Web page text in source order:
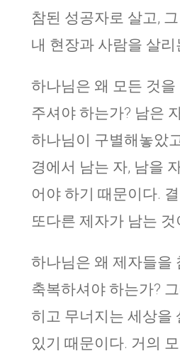
참된 성공자로 살고,
내 현장과 사람을 살리
하나님은 왜 모든 것을
주셔야 하는가? 남은
하나님이 구별해놓았
경에서 남는 자, 남을
어야 하기 때문이다.
또다른 제자가 남는 것
하나님은 왜 제자들을
축복하셔야 하는가?
히고 무너지는 세상을
있기 때문이다. 거의